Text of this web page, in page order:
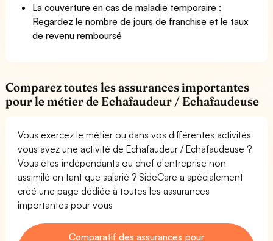
La couverture en cas de maladie temporaire :
Regardez le nombre de jours de franchise et le taux
de revenu remboursé
Comparez toutes les assurances importantes
pour le métier de Echafaudeur / Echafaudeuse
Vous exercez le métier ou dans vos différentes activités
vous avez une activité de Echafaudeur / Echafaudeuse ?
Vous êtes indépendants ou chef d'entreprise non
assimilé en tant que salarié ? SideCare a spécialement
créé une page dédiée à toutes les assurances
importantes pour vous
Comparatif des assurances pour